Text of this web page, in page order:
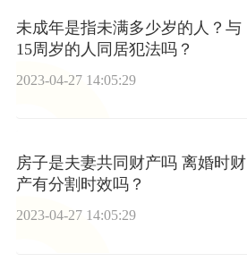
未成年是指未满多少岁的人？与
15周岁的人同居犯法吗？
2023-04-27 14:05:29
房子是夫妻共同财产吗 离婚时财
产有分割时效吗？
2023-04-27 14:05:29